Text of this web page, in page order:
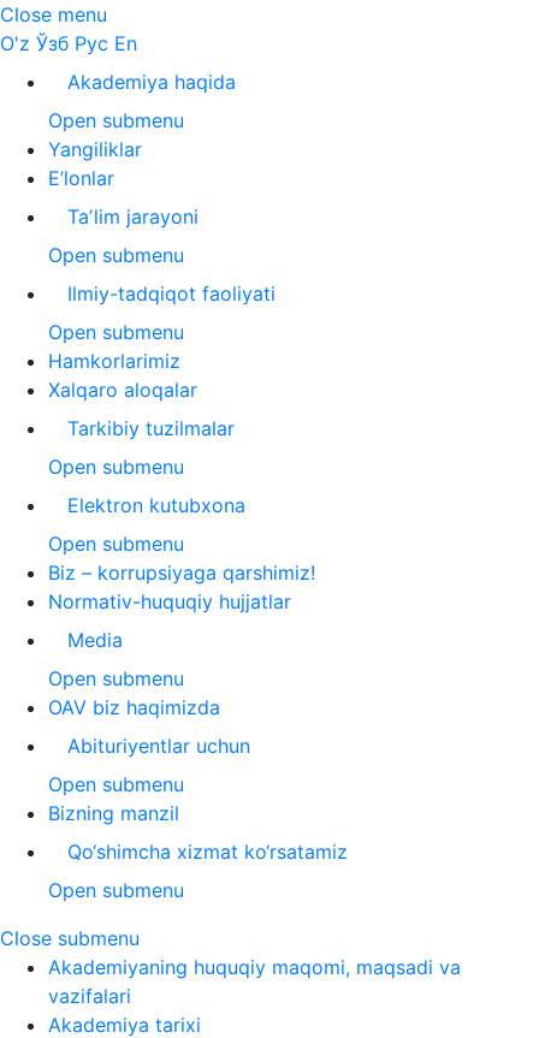
Close menu
O'z Ўзб Рус En
Akademiya haqida
Open submenu
Yangiliklar
E’lonlar
Taʼlim jarayoni
Open submenu
Ilmiy-tadqiqot faoliyati
Open submenu
Hamkorlarimiz
Xalqaro aloqalar
Tarkibiy tuzilmalar
Open submenu
Elektron kutubxona
Open submenu
Biz – korrupsiyaga qarshimiz!
Normativ-huquqiy hujjatlar
Media
Open submenu
OAV biz haqimizda
Abituriyentlar uchun
Open submenu
Bizning manzil
Qo‘shimcha xizmat ko‘rsatamiz
Open submenu
Close submenu
Akademiyaning huquqiy maqomi, maqsadi va
vazifalari
Akademiya tarixi